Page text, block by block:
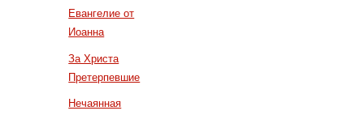
Евангелие от
Иоанна
За Христа
Претерпевшие
Нечаянная